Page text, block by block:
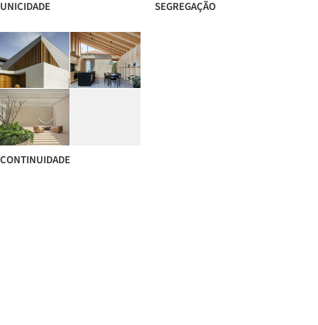
UNICIDADE SEGREGAÇÃO
CONTINUIDADE